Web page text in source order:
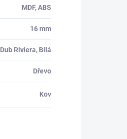
MDF, ABS
16 mm
Dub Riviera, Bílá
Dřevo
Kov